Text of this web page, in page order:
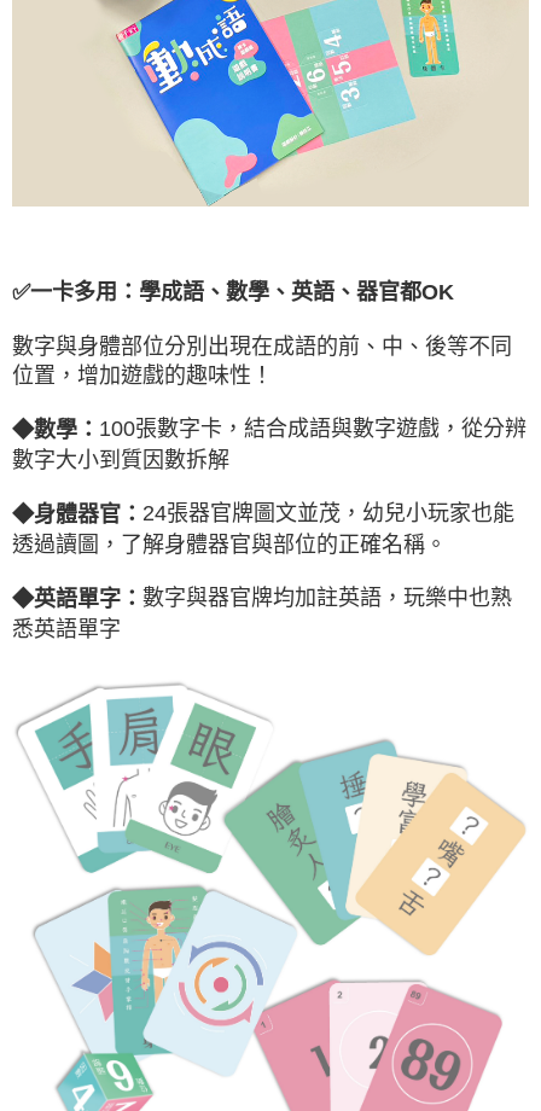
✅一卡多用：學成語、數學、英語、器官都OK
數字與身體部位分別出現在成語的前、中、後等不同
位置，增加遊戲的趣味性！
◆數學： 100張數字卡，結合成語與數字遊戲，從分辨
數字大小到質因數拆解
◆身體器官： 24張器官牌圖文並茂，幼兒小玩家也能
透過讀圖，了解身體器官與部位的正確名稱。
◆英語單字： 數字與器官牌均加註英語，玩樂中也熟
悉英語單字